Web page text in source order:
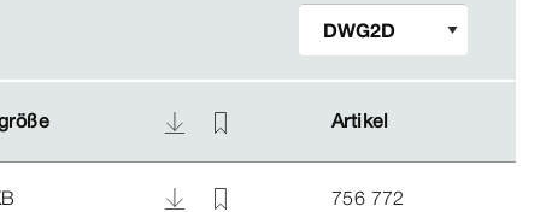
Artikel
Artikel
756 772